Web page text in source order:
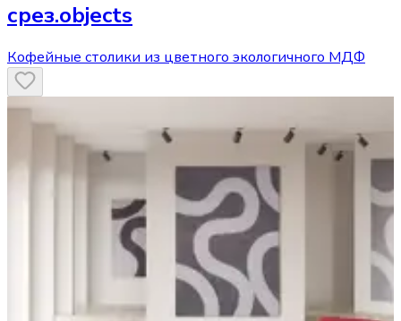
срез.objects
Кофейные столики из цветного экологичного МДФ